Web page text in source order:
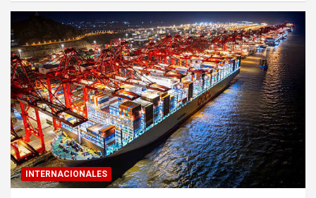
INTERNACIONALES